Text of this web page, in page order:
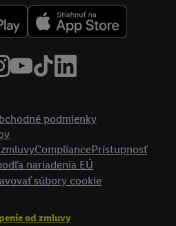
podmienky
CompliancePrístupnosť
nariadenia EÚ
súbory cookie
od zmluvy